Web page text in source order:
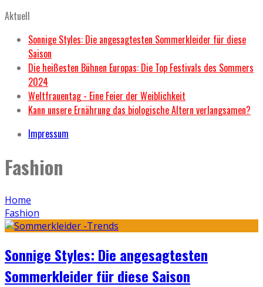
Aktuell
Sonnige Styles: Die angesagtesten Sommerkleider für diese
Saison
Die heißesten Bühnen Europas: Die Top Festivals des Sommers
2024
Weltfrauentag - Eine Feier der Weiblichkeit
Kann unsere Ernährung das biologische Altern verlangsamen?
Impressum
Fashion
Home
Fashion
Sonnige Styles: Die angesagtesten
Sommerkleider für diese Saison